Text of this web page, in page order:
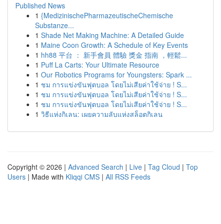
Published News
1 {MedizinischePharmazeutischeChemische
Substanze...
1 Shade Net Making Machine: A Detailed Guide
1 Maine Coon Growth: A Schedule of Key Events
1 hh88 平台 ： 新手會員 體驗 獎金 指南 ，輕鬆...
1 Puff La Carts: Your Ultimate Resource
1 Our Robotics Programs for Youngsters: Spark ...
1 ชม การแข่งขันฟุตบอล โดยไม่เสียค่าใช้จ่าย ! S...
1 ชม การแข่งขันฟุตบอล โดยไม่เสียค่าใช้จ่าย ! S...
1 ชม การแข่งขันฟุตบอล โดยไม่เสียค่าใช้จ่าย ! S...
1 วิธีแห่งกิเลน: เผยความลับแห่งสล็อตกิเลน
Copyright © 2026 | Advanced Search | Live | Tag Cloud | Top
Users | Made with Kliqqi CMS | All RSS Feeds